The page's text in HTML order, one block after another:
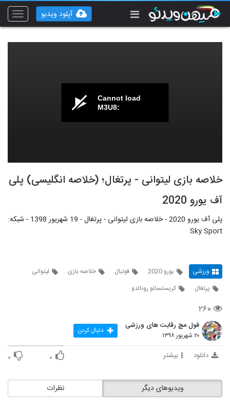
Toggle
آپلود ویدیو
Cannot load
M3U8:
خلاصه بازی لیتوانی - پرتغال؛ (خلاصه انگلیسی) پلی
آف یورو 2020
پلی آف یورو 2020 - خلاصه بازی لیتوانی - پرتغال - 19 شهریور 1398 - شبکه:
Sky Sport
ورزشی یورو 2020 فوتبال خلاصه بازی
لیتوانی
پرتغال
کریستسانو رونالدو
۲۶۰
فول مچ رقابت های ورزشی
۲۰ شهریور ۱۳۹۸ دنبال کردن
دانلود بیشتر ۰ ۰
نظرات ویدیوهای دیگر